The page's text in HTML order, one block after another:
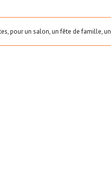
pour un salon, un fête de famille, un